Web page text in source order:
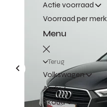
Actie voorraad
Voorraad per merk
Menu
Terug
Volkswagen
Audi
Škoda